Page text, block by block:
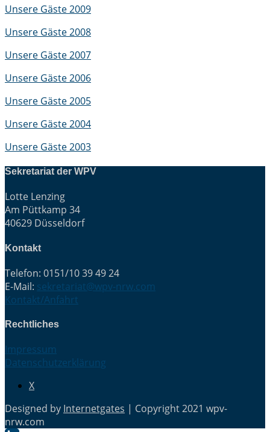
Unsere Gäste 2009
Unsere Gäste 2008
Unsere Gäste 2007
Unsere Gäste 2006
Unsere Gäste 2005
Unsere Gäste 2004
Unsere Gäste 2003
Sekretariat der WPV
Lotte Lenzing
Am Püttkamp 34
40629 Düsseldorf
Kontakt
Telefon: 0151/10 39 49 24
E-Mail: sekretariat@wpv-nrw.com
Kontakt/Anfahrt
Rechtliches
Impressum
Datenschutzerklärung
X
Designed by Internetgates | Copyright 2021 wpv-
nrw.com